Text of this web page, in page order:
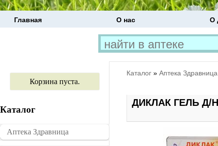
Главная О нас О
Корзина пуста.
Каталог
�������
Аптека Здравница
Каталог » Аптека Здравница
ДИКЛАК ГЕЛЬ Д/